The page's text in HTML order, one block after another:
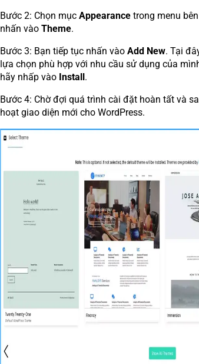
Bước 2: Chọn mục Appearance trong menu
nhấn vào Theme.
Bước 3: Bạn tiếp tục nhấn vào Add New. Tại
lựa chọn phù hợp với nhu cầu sử dụng của
hãy nhấp vào Install.
Bước 4: Chờ đợi quá trình cài đặt hoàn tất và
hoạt giao diện mới cho WordPress.